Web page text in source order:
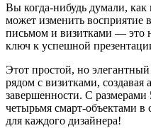
Вы когда-нибудь думали,
может изменить восприятие
письмом и визитками — это
ключ к успешной
Этот простой, но
рядом с визитками,
завершенности. С размерами
четырьмя смарт-объектами
для каждого дизайнера!